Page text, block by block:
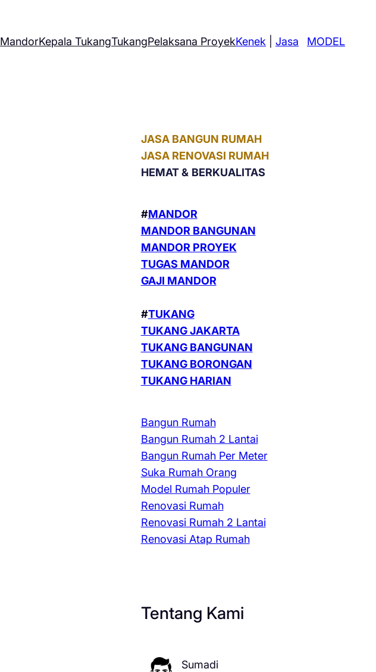
MandorKepala TukangTukangPelaksana ProyekKenek |Jasa MODEL
JASA BANGUN RUMAH
JASA RENOVASI RUMAH
HEMAT & BERKUALITAS
#MANDOR
MANDOR BANGUNAN
MANDOR PROYEK
TUGAS MANDOR
GAJI MANDOR
#TUKANG
TUKANG JAKARTA
TUKANG BANGUNAN
TUKANG BORONGAN
TUKANG HARIAN
Bangun Rumah
Bangun Rumah 2 Lantai
Bangun Rumah Per Meter
Suka Rumah Orang
Model Rumah Populer
Renovasi Rumah
Renovasi Rumah 2 Lantai
Renovasi Atap Rumah
Tentang Kami
Sumadi